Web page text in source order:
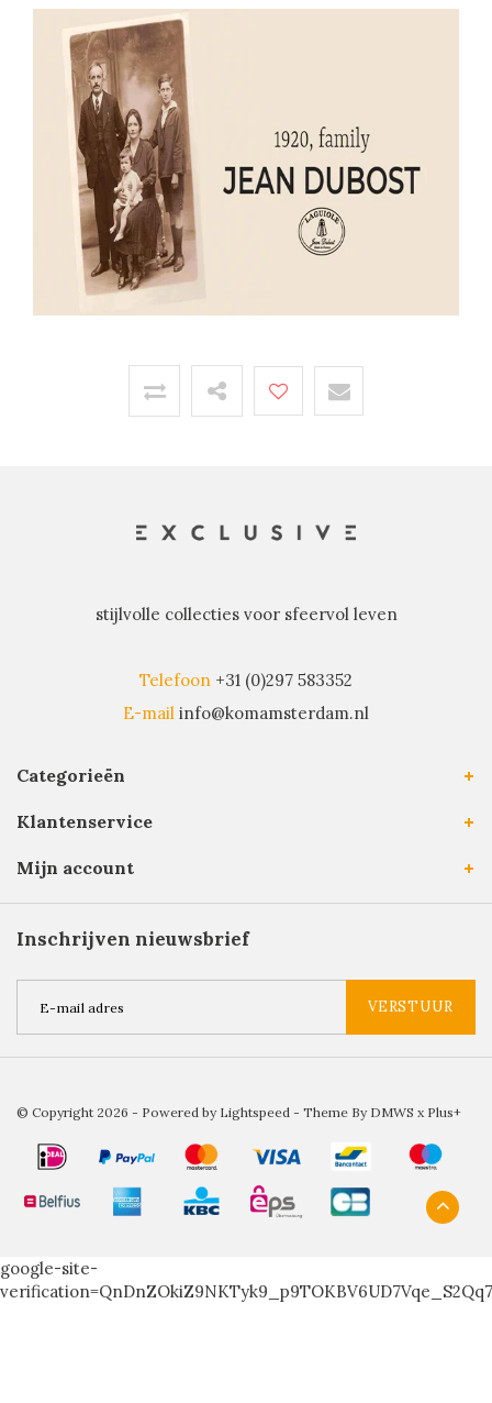
stijlvolle collecties voor sfeervol leven
Telefoon +31 (0)297 583352
E-mail info@komamsterdam.nl
Categorieën
Klantenservice
Mijn account
Inschrijven nieuwsbrief
VERSTUUR
© Copyright 2026 - Powered by Lightspeed - Theme By DMWS x Plus+
google-site-